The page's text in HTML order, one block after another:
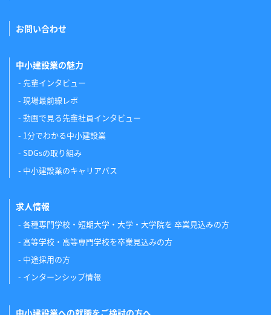
お問い合わせ
中小建設業の魅力
先輩インタビュー
現場最前線レポ
動画で見る先輩社員インタビュー
1分でわかる中小建設業
SDGsの取り組み
中小建設業のキャリアパス
求人情報
各種専門学校・短期大学・大学・大学院を 卒業見込みの方
高等学校・高等専門学校を卒業見込みの方
中途採用の方
インターンシップ情報
中小建設業への就職をご検討の方へ